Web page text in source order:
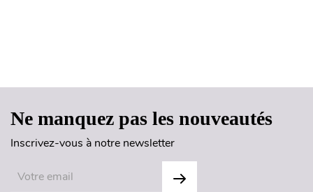
Ne manquez pas les nouveautés
Inscrivez-vous à notre newsletter